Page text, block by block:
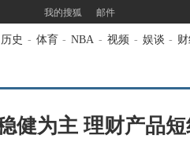
我的搜狐 邮件
历史 - 体育 - NBA - 视频 - 娱谈 -
健为主 理财产品